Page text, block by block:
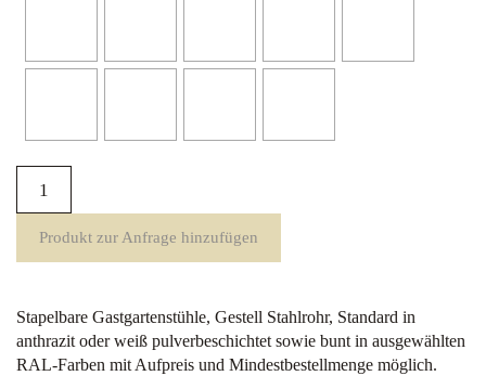
Produkt zur Anfrage hinzufügen
Stapelbare Gastgartenstühle, Gestell Stahlrohr, Standard in
anthrazit oder weiß pulverbeschichtet sowie bunt in ausgewählten
RAL-Farben mit Aufpreis und Mindestbestellmenge möglich.